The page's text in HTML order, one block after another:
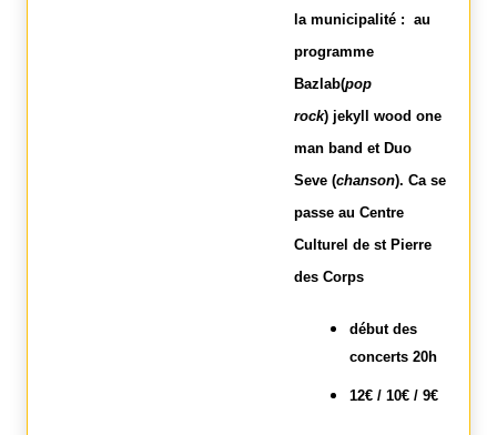
la municipalité : au
programme
Bazlab(pop
rock) jekyll wood one
man band et Duo
Seve (chanson). Ca se
passe au Centre
Culturel de st Pierre
des Corps
début des
concerts 20h
12€ / 10€ / 9€